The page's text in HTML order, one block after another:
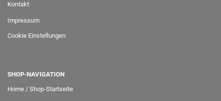
Kontakt
Impressum
Cookie Einstellungen
SHOP-NAVIGATION
Home / Shop-Startseite